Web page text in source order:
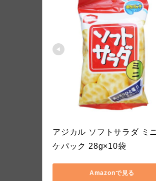
アジカル ソフトサラダ ミ
ケパック 28g×10袋
Amazonで見る